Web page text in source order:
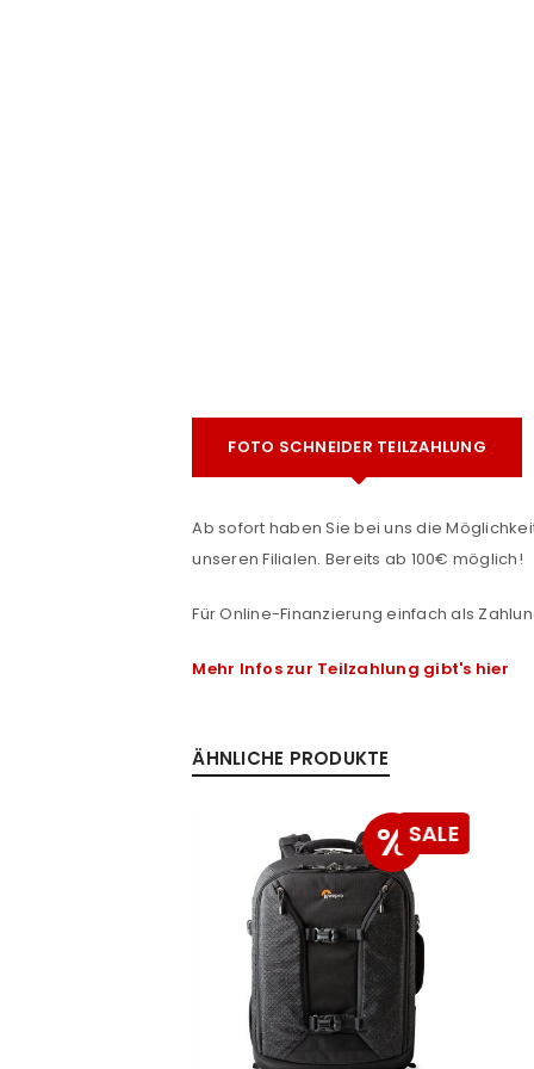
Benutzername oder E-Mail-
Passwort*
PASSWORT VERGESSEN?
FOTO SCHNEIDER TEILZAHLUNG
Ab sofort haben Sie bei uns die
unseren Filialen. Bereits ab 100€ möglich!
Für Online-Finanzierung einfach als
Mehr Infos zur Teilzahlung gibt's hier
ÄHNLICHE PRODUKTE
%SALE